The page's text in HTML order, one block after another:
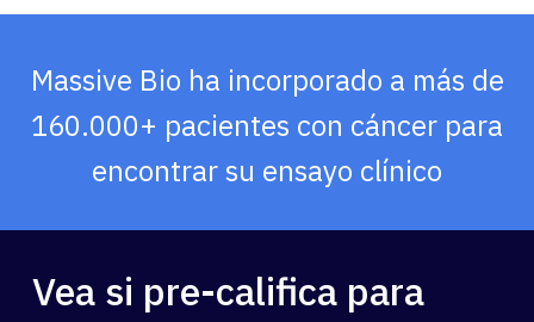
Massive Bio ha incorporado a más de
160.000+ pacientes con cáncer para
encontrar su ensayo clínico
Vea si pre-califica para